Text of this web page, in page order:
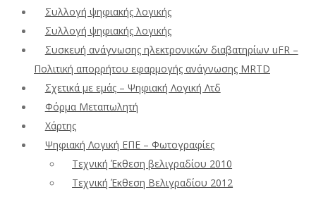
Συλλογή ψηφιακής λογικής
Συλλογή ψηφιακής λογικής
Συσκευή ανάγνωσης ηλεκτρονικών διαβατηρίων uFR –
Πολιτική απορρήτου εφαρμογής ανάγνωσης MRTD
Σχετικά με εμάς – Ψηφιακή Λογική Λτδ
Φόρμα Μεταπωλητή
Χάρτης
Ψηφιακή Λογική ΕΠΕ – Φωτογραφίες
Τεχνική Έκθεση βελιγραδίου 2010
Τεχνική Έκθεση Βελιγραδίου 2012